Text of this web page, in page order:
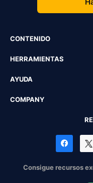
CONTENIDO
HERRAMIENTAS
AYUDA
COMPANY
Consigue recursos